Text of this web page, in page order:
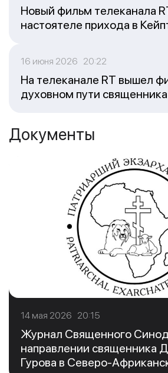
Новый фильм телеканала
настоятеле прихода в
16 июня 2026 20:22
На телеканале RT вышел
духовном пути
Документы
14 мая 2026 20:15
Журнал Священного
направлении священника
Гурова в Северо-